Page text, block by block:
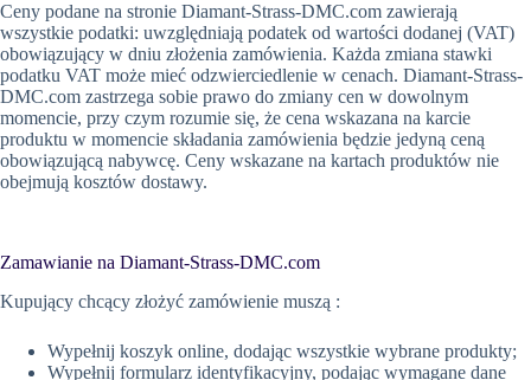
Ceny podane na stronie Diamant-Strass-DMC.com zawierają
wszystkie podatki: uwzględniają podatek od wartości dodanej (VAT)
obowiązujący w dniu złożenia zamówienia. Każda zmiana stawki
podatku VAT może mieć odzwierciedlenie w cenach. Diamant-Strass-
DMC.com zastrzega sobie prawo do zmiany cen w dowolnym
momencie, przy czym rozumie się, że cena wskazana na karcie
produktu w momencie składania zamówienia będzie jedyną ceną
obowiązującą nabywcę. Ceny wskazane na kartach produktów nie
obejmują kosztów dostawy.
Zamawianie na Diamant-Strass-DMC.com
Kupujący chcący złożyć zamówienie muszą :
Wypełnij koszyk online, dodając wszystkie wybrane produkty;
Wypełnij formularz identyfikacyjny, podając wymagane dane